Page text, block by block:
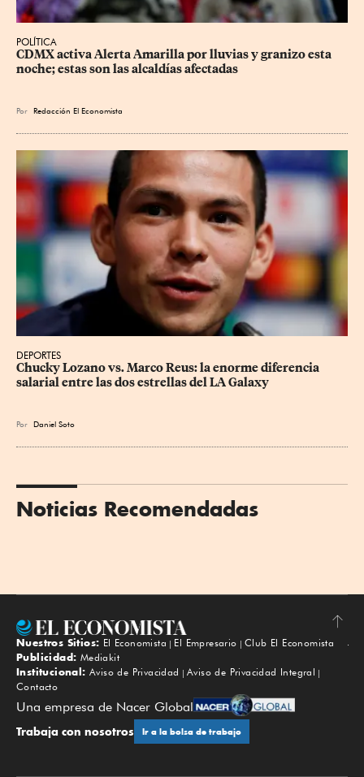
POLÍTICA
CDMX activa Alerta Amarilla por lluvias y granizo esta
noche; estas son las alcaldías afectadas
Por Redacción El Economista
DEPORTES
Chucky Lozano vs. Marco Reus: la enorme diferencia
salarial entre las dos estrellas del LA Galaxy
Por Daniel Soto
Noticias Recomendadas
Subir
Nuestros Sitios: El Economista El Empresario
Club El Economista
Publicidad: Mediakit
Institucional: Aviso de Privacidad
Aviso de Privacidad Integral
Contacto
Una empresa de Nacer Global
Trabaja con nosotros Ir a la bolsa de trabajo